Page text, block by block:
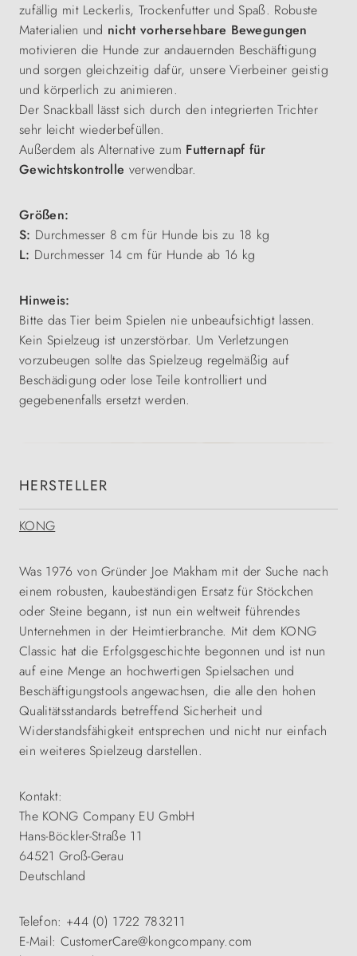
zufällig mit Leckerlis, Trockenfutter und Spaß. Robuste
Materialien und nicht vorhersehbare Bewegungen
motivieren die Hunde zur andauernden Beschäftigung
und sorgen gleichzeitig dafür, unsere Vierbeiner geistig
und körperlich zu animieren.
Der Snackball lässt sich durch den integrierten Trichter
sehr leicht wiederbefüllen.
Außerdem als Alternative zum Futternapf für
Gewichtskontrolle verwendbar.
Größen:
S: Durchmesser 8 cm für Hunde bis zu 18 kg
L: Durchmesser 14 cm für Hunde ab 16 kg
Hinweis:
Bitte das Tier beim Spielen nie unbeaufsichtigt lassen.
Kein Spielzeug ist unzerstörbar. Um Verletzungen
vorzubeugen sollte das Spielzeug regelmäßig auf
Beschädigung oder lose Teile kontrolliert und
gegebenenfalls ersetzt werden.
HERSTELLER
KONG
Was 1976 von Gründer Joe Makham mit der Suche nach
einem robusten, kaubeständigen Ersatz für Stöckchen
oder Steine begann, ist nun ein weltweit führendes
Unternehmen in der Heimtierbranche. Mit dem KONG
Classic hat die Erfolgsgeschichte begonnen und ist nun
auf eine Menge an hochwertigen Spielsachen und
Beschäftigungstools angewachsen, die alle den hohen
Qualitätsstandards betreffend Sicherheit und
Widerstandsfähigkeit entsprechen und nicht nur einfach
ein weiteres Spielzeug darstellen.
Kontakt:
The KONG Company EU GmbH
Hans-Böckler-Straße 11
64521 Groß-Gerau
Deutschland
Telefon: +44 (0) 1722 783211
E-Mail: CustomerCare@kongcompany.com